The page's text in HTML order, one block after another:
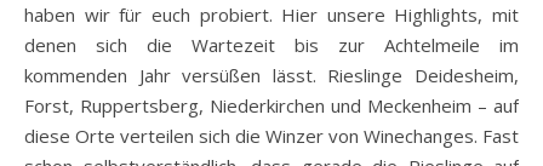
haben wir für euch probiert. Hier unsere Highlights, mit
denen sich die Wartezeit bis zur Achtelmeile im
kommenden Jahr versüßen lässt. Rieslinge Deidesheim,
Forst, Ruppertsberg, Niederkirchen und Meckenheim – auf
diese Orte verteilen sich die Winzer von Winechanges. Fast